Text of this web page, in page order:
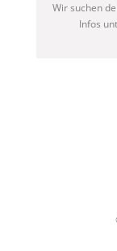
Wir suchen
Infos